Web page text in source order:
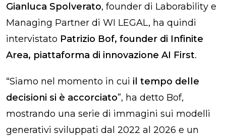
Gianluca Spolverato, founder di Laborability e
Managing Partner di WI LEGAL, ha quindi
intervistato Patrizio Bof, founder di Infinite
Area, piattaforma di innovazione AI First.
“Siamo nel momento in cui il tempo delle
decisioni si è accorciato”, ha detto Bof,
mostrando una serie di immagini sui modelli
generativi sviluppati dal 2022 al 2026 e un